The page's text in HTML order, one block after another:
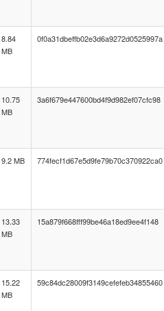
8.84
MB
0f0a31dbeffb02e3d6a9272d0525997a
10.75
MB
3a6f679e447600bd4f9d982ef07cfc98
9.2 MB 774fecf1d67e5d9fe79b70c370922ca0
13.33
MB
15a879f668fff99be46a18ed9ee4f148
15.22
MB
59c84dc28009f3149cefefeb34855460